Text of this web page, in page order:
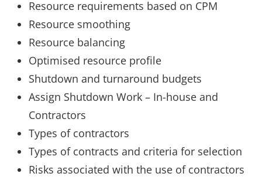
Resource requirements based on CPM
Resource smoothing
Resource balancing
Optimised resource profile
Shutdown and turnaround budgets
Assign Shutdown Work – In-house and
Contractors
Types of contractors
Types of contracts and criteria for selection
Risks associated with the use of contractors